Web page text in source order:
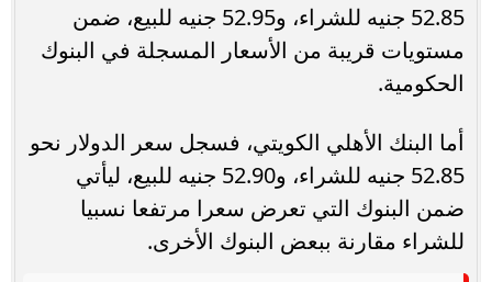
52.85 جنيه للشراء، و52.95 جنيه للبيع، ضمن
مستويات قريبة من الأسعار المسجلة في البنوك
الحكومية.
أما البنك الأهلي الكويتي، فسجل سعر الدولار نحو
52.85 جنيه للشراء، و52.90 جنيه للبيع، ليأتي
ضمن البنوك التي تعرض سعرا مرتفعا نسبيا
للشراء مقارنة ببعض البنوك الأخرى.